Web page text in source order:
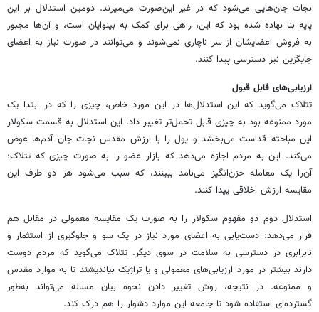
نجات جان‌هایی می‌شود که در غیر این‌صورت می‌میرند. دومین استدلال بر این
پایه بنا نهاده شده بود که این، راهی برای کمک به بینوایان است، و آن‌ها مجبور
به فروش اعضایشان از سر ناچاری نمی‌شوند و می‌توانند در صورت نیاز به اعضای
جایگزین نیز دسترسی پیدا کنند.
ارزیابی‌های قابل قبول
تتلاک می‌گوید که این استدلال‌ها در این مورد خاص، چیزی را که در ابتدا یک
مورد ممنوعه بود به چیزی قابل تحمل‌تر تغییر داد. این استدلال به قسمت سکولار
این مباحثه قداست می‌بخشد و پول را با ارزش مقدس نجات جان آدم‌ها عوض
می‌کند. این به مردم اجازه می‌دهد که بازار عضو را به صورت چیزی که تتلاک؛
آن‌را یک معامله حزن‌انگیز می‌نامد ببینند، که سبب می‌شود هر دو طرف این
مقایسه ارزش اخلاقی پیدا کنند.
استدلال دوم دو مفهوم سکولار را به صورت یک مقایسه معمولی در مقابل هم
قرار می‌دهد: دست‌یابی به اعضای مورد نیاز در یک سو و جلوگیری از استثمار و
نابرابری در دسترسی به سلامت در سوی دیگر. تتلاک می‌گوید که مردم دوست
دارند بیشتر در مورد ارزیابی‌های معمولی و یا تراژیک بیاندیشند تا به موارد مقدس
و ممنوعه. در نتیجه، روش تغییر دادن نحوه بیان مساله می‌تواند به‌طور
گسترده‌ای استفاده شود تا جامعه این موارد دشوار را هم درک کند.